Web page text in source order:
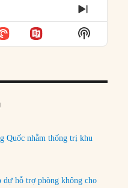
NEXT
Show
Podcast
Quốc nhằm thống trị khu
hỗ trợ phòng không cho